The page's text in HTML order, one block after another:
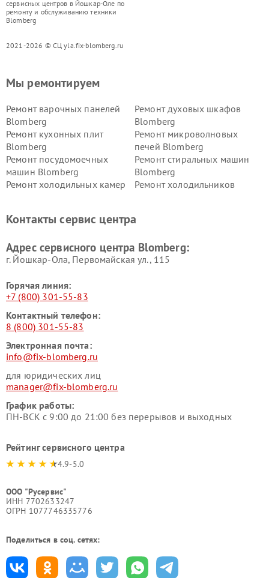
сервисных центров в Йошкар-Оле по
ремонту и обслуживанию техники
Blomberg
2021-2026 © СЦ yla.fix-blomberg.ru
Мы ремонтируем
Ремонт варочных панелей
Blomberg
Ремонт духовых шкафов
Blomberg
Ремонт кухонных плит
Blomberg
Ремонт микроволновых
печей Blomberg
Ремонт посудомоечных
машин Blomberg
Ремонт стиральных машин
Blomberg
Ремонт холодильных камер
Ремонт холодильников
Контакты сервис центра
Адрес сервисного центра Blomberg:
г. Йошкар-Ола, Первомайская ул., 115
Горячая линия:
+7 (800) 301-55-83
Контактный телефон:
8 (800) 301-55-83
Электронная почта:
info@fix-blomberg.ru
для юридических лиц
manager@fix-blomberg.ru
График работы:
ПН-ВСК с 9:00 до 21:00 без перерывов и выходных
Рейтинг сервисного центра
4.9-5.0
ООО "Русервис"
ИНН 7702633247
ОГРН 1077746335776
Поделиться в соц. сетях: